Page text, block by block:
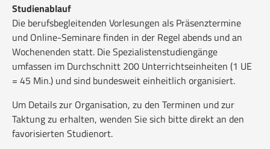
Studienablauf
Die berufsbegleitenden Vorlesungen als Präsenztermine
und Online-Seminare finden in der Regel abends und an
Wochenenden statt. Die Spezialistenstudiengänge
umfassen im Durchschnitt 200 Unterrichtseinheiten (1 UE
= 45 Min.) und sind bundesweit einheitlich organisiert.
Um Details zur Organisation, zu den Terminen und zur
Taktung zu erhalten, wenden Sie sich bitte direkt an den
favorisierten Studienort.